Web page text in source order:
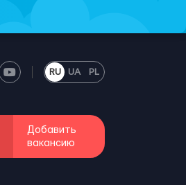
RU UA PL
Добавить
вакансию